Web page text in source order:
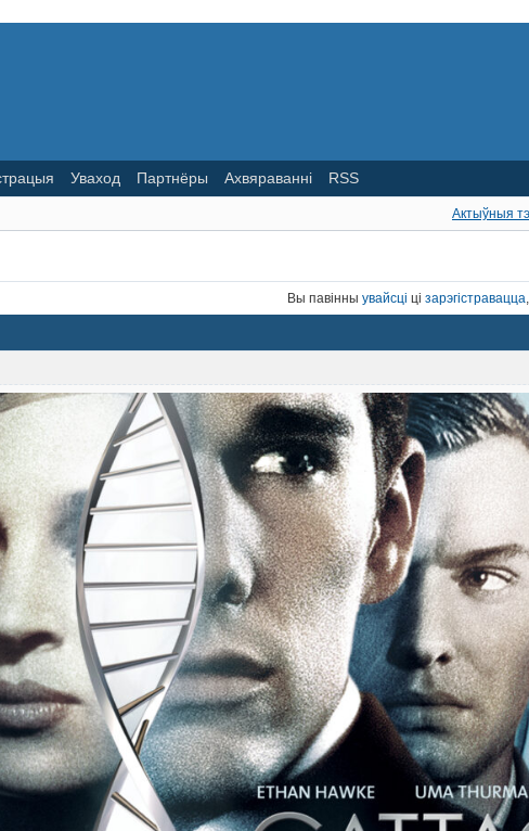
Уваход Партнёры Ахвяраванні RSS
Актыўныя
Вы павінны увайсці ці зарэгістравацца